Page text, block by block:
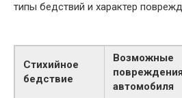
типы бедствий и характер
Стихийное
бедствие
Возможные
повреждения
автомобиля